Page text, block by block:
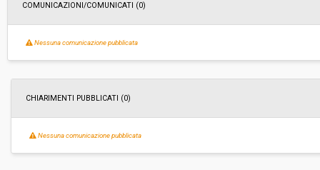
Data pubblicazione:
Svolgimento:
di un altro soggetto singolo:
COMUNICAZIONI/COMUNICATI (0)
Nessuna comunicazione pubblicata
CHIARIMENTI PUBBLICATI (0)
Nessuna comunicazione pubblicata